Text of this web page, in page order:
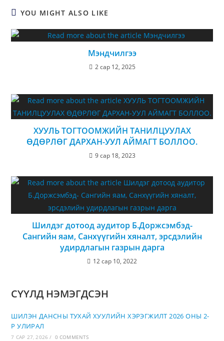
YOU MIGHT ALSO LIKE
Мэндчилгээ
2 сар 12, 2025
ХУУЛЬ ТОГТООМЖИЙН ТАНИЛЦУУЛАХ
ӨДӨРЛӨГ ДАРХАН-УУЛ АЙМАГТ БОЛЛОО.
9 сар 18, 2023
Шилдэг дотоод аудитор Б.Доржсэмбэд-
Сангийн яам, Санхүүгийн хяналт, эрсдэлийн
удирдлагын газрын дарга
12 сар 10, 2022
СҮҮЛД НЭМЭГДСЭН
ШИЛЭН ДАНСНЫ ТУХАЙ ХУУЛИЙН ХЭРЭГЖИЛТ 2026 ОНЫ 2-
Р УЛИРАЛ
7 САР 27, 2026 / 0 COMMENTS